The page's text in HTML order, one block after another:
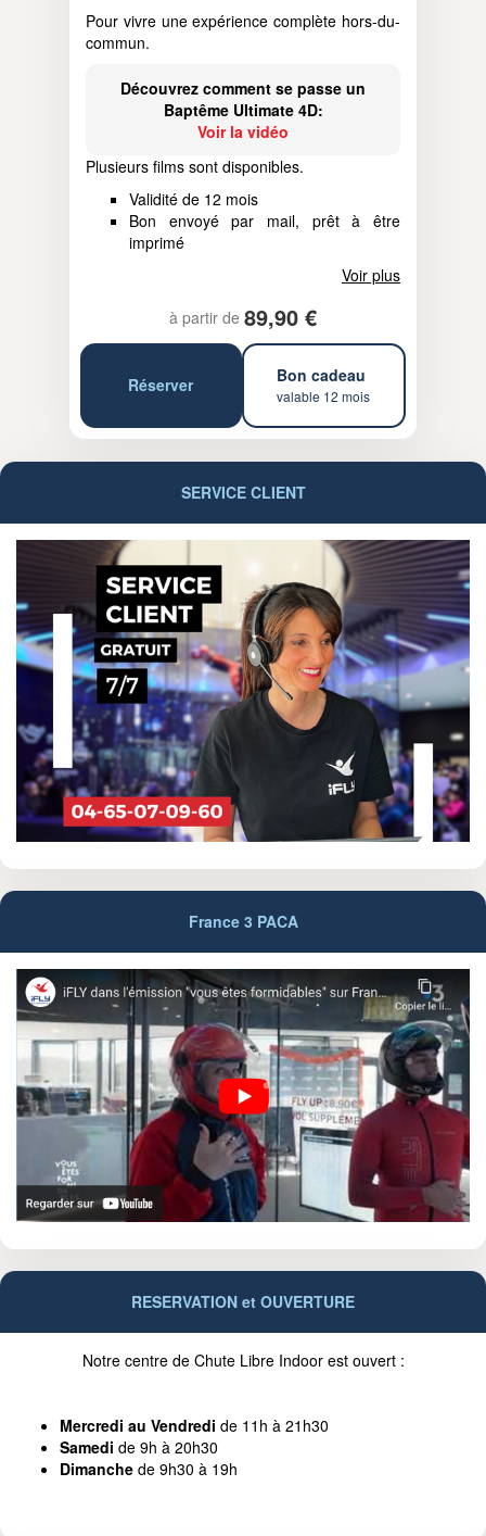
Pour vivre une expérience complète hors-du-
commun.
Découvrez comment se passe un
Baptême Ultimate 4D:
Voir la vidéo
Plusieurs films sont disponibles.
Validité de 12 mois
Bon envoyé par mail, prêt à être
imprimé
Voir plus
à partir de 89,90 €
Réserver Bon cadeau
valable 12 mois
SERVICE CLIENT
France 3 PACA
RESERVATION et OUVERTURE
Notre centre de Chute Libre Indoor est ouvert :
Mercredi au Vendredi de 11h à 21h30
Samedi de 9h à 20h30
Dimanche de 9h30 à 19h